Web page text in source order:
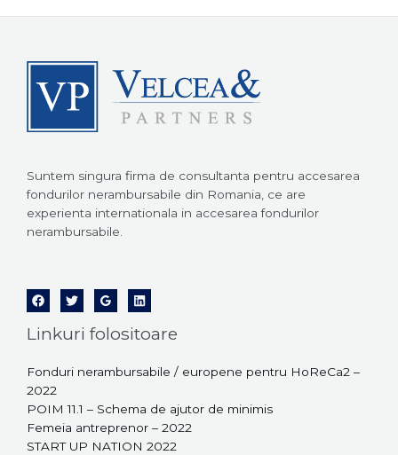
Suntem singura firma de consultanta pentru accesarea
fondurilor nerambursabile din Romania, ce are
experienta internationala in accesarea fondurilor
nerambursabile.
Linkuri folositoare
Fonduri nerambursabile / europene pentru HoReCa2 –
2022
POIM 11.1 – Schema de ajutor de minimis
Femeia antreprenor – 2022
START UP NATION 2022